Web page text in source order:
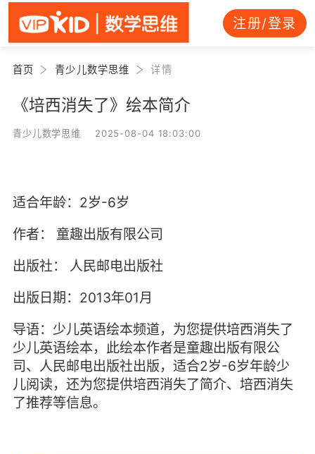
注册/登录
首页 青少儿数学思维 详情
《培西消失了》绘本简介
青少儿数学思维 2025-08-04 18:03:00
适合年龄：2岁-6岁
作者：
童趣出版有限公司
出版社：
人民邮电出版社
出版日期：2013年01月
导语：少儿英语绘本频道，为您提供培西消失了
少儿英语绘本，此绘本作者是童趣出版有限公
司、人民邮电出版社出版，适合2岁-6岁年龄少
儿阅读，还为您提供培西消失了简介、培西消失
了推荐等信息。